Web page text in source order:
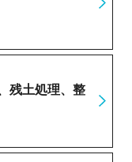
残土処理、整